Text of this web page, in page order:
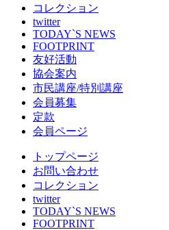
コレクション
twitter
TODAY`S NEWS
FOOTPRINT
友好活動
協会案内
市民講座/特別講座
会員募集
定款
会員ページ
トップページ
お問い合わせ
コレクション
twitter
TODAY`S NEWS
FOOTPRINT